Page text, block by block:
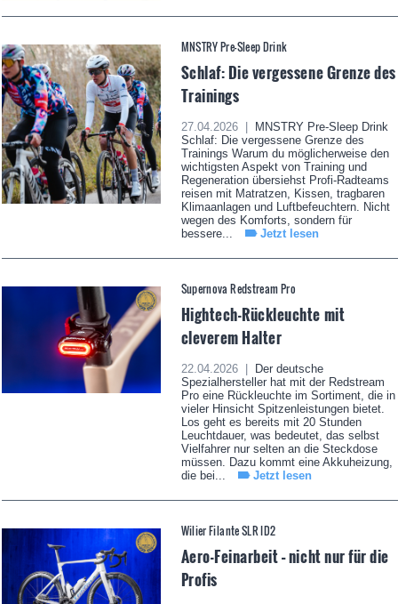
MNSTRY Pre-Sleep Drink
Schlaf: Die vergessene Grenze des
Trainings
27.04.2026 |
MNSTRY Pre-Sleep Drink
Schlaf: Die vergessene Grenze des
Trainings Warum du möglicherweise den
wichtigsten Aspekt von Training und
Regeneration übersiehst Profi-Radteams
reisen mit Matratzen, Kissen, tragbaren
Klimaanlagen und Luftbefeuchtern. Nicht
wegen des Komforts, sondern für
bessere...
Jetzt lesen
Supernova Redstream Pro
Hightech-Rückleuchte mit
cleverem Halter
22.04.2026 |
Der deutsche
Spezialhersteller hat mit der Redstream
Pro eine Rückleuchte im Sortiment, die in
vieler Hinsicht Spitzenleistungen bietet.
Los geht es bereits mit 20 Stunden
Leuchtdauer, was bedeutet, das selbst
Vielfahrer nur selten an die Steckdose
müssen. Dazu kommt eine Akkuheizung,
die bei...
Jetzt lesen
Wilier Filante SLR ID2
Aero-Feinarbeit – nicht nur für die
Profis